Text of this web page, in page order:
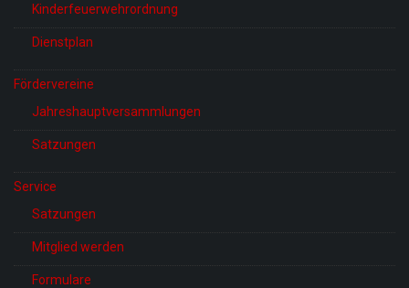
Kinderfeuerwehrordnung
Dienstplan
Fördervereine
Jahreshauptversammlungen
Satzungen
Service
Satzungen
Mitglied werden
Formulare